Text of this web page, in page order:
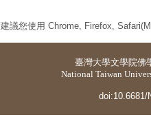
建議您使用 Chrome, Firefox,
臺灣大學文學院佛
National Taiwan
doi:10.6681/